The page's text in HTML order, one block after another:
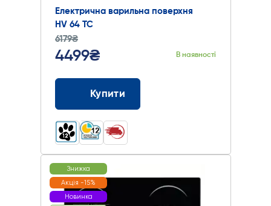
Електрична варильна поверхня
HV 64 TC
6179₴
4499₴ В наявності
Купити
Знижка
Акція -15%
Новинка